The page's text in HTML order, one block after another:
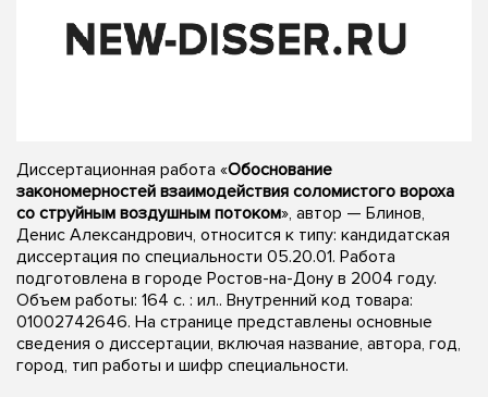
Диссертационная работа «Обоснование
закономерностей взаимодействия соломистого вороха
со струйным воздушным потоком», автор — Блинов,
Денис Александрович, относится к типу: кандидатская
диссертация по специальности 05.20.01. Работа
подготовлена в городе Ростов-на-Дону в 2004 году.
Объем работы: 164 с. : ил.. Внутренний код товара:
01002742646. На странице представлены основные
сведения о диссертации, включая название, автора, год,
город, тип работы и шифр специальности.